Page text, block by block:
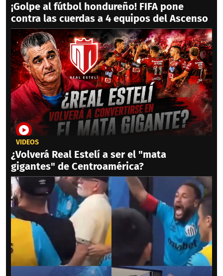
¡Golpe al fútbol hondureño! FIFA pone
contra las cuerdas a 4 equipos del Ascenso
VIDEOS
¿Volverá Real Estelí a ser el "mata
gigantes" de Centroamérica?